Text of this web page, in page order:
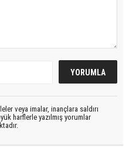
veya imalar, inançlara saldırı
harflerle yazılmış yorumlar